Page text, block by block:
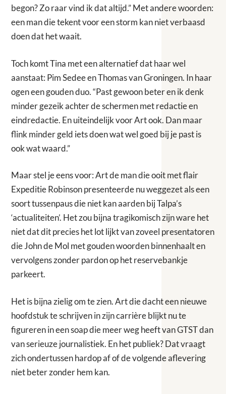
begon? Zo raar vind ik dat altijd.” Met andere woorden:
een man die tekent voor een storm kan niet verbaasd
doen dat het waait.
Toch komt Tina met een alternatief dat haar wel
aanstaat: Pim Sedee en Thomas van Groningen. In haar
ogen een gouden duo. “Past gewoon beter en ik denk
minder gezeik achter de schermen met redactie en
eindredactie. En uiteindelijk voor Art ook. Dan maar
flink minder geld iets doen wat wel goed bij je past is
ook wat waard.”
Maar stel je eens voor: Art de man die ooit met flair
Expeditie Robinson presenteerde nu weggezet als een
soort tussenpaus die niet kan aarden bij Talpa’s
‘actualiteiten’. Het zou bijna tragikomisch zijn ware het
niet dat dit precies het lot lijkt van zoveel presentatoren
die John de Mol met gouden woorden binnenhaalt en
vervolgens zonder pardon op het reservebankje
parkeert.
Het is bijna zielig om te zien. Art die dacht een nieuwe
hoofdstuk te schrijven in zijn carrière blijkt nu te
figureren in een soap die meer weg heeft van GTST dan
van serieuze journalistiek. En het publiek? Dat vraagt
zich ondertussen hardop af of de volgende aflevering
niet beter zonder hem kan.